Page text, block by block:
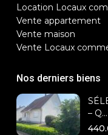
Location Locaux
Vente appartement
Vente maison
Vente Locaux
Nos derniers biens
– Q...